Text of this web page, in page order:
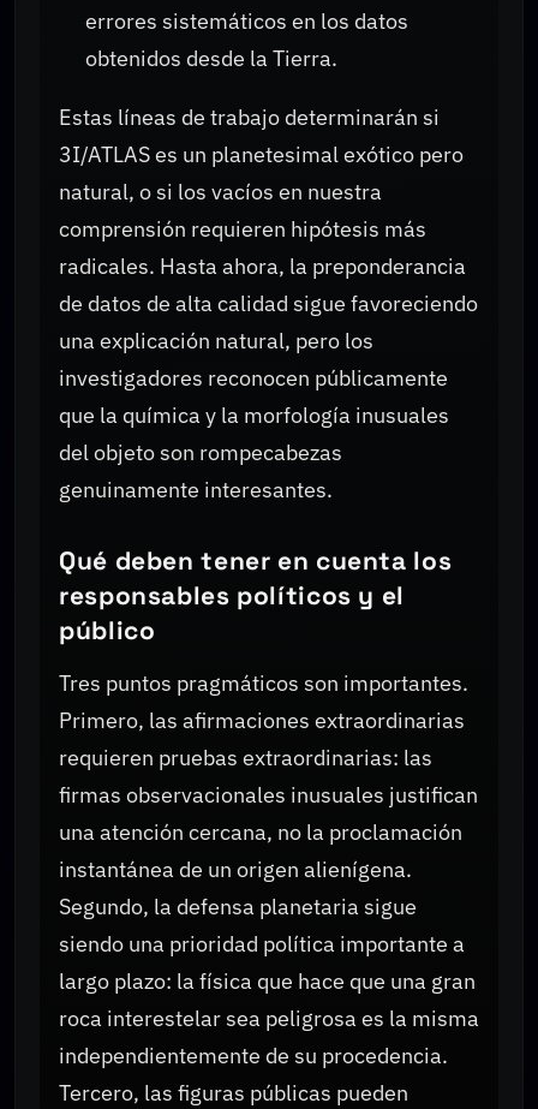
errores sistemáticos en los datos
obtenidos desde la Tierra.
Estas líneas de trabajo determinarán si
3I/ATLAS es un planetesimal exótico pero
natural, o si los vacíos en nuestra
comprensión requieren hipótesis más
radicales. Hasta ahora, la preponderancia
de datos de alta calidad sigue favoreciendo
una explicación natural, pero los
investigadores reconocen públicamente
que la química y la morfología inusuales
del objeto son rompecabezas
genuinamente interesantes.
Qué deben tener en cuenta los
responsables políticos y el
público
Tres puntos pragmáticos son importantes.
Primero, las afirmaciones extraordinarias
requieren pruebas extraordinarias: las
firmas observacionales inusuales justifican
una atención cercana, no la proclamación
instantánea de un origen alienígena.
Segundo, la defensa planetaria sigue
siendo una prioridad política importante a
largo plazo: la física que hace que una gran
roca interestelar sea peligrosa es la misma
independientemente de su procedencia.
Tercero, las figuras públicas pueden